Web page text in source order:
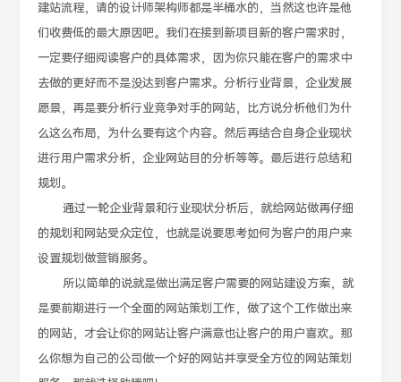
建站流程，请的设计师架构师都是半桶水的，当然这也许是他
们收费低的最大原因吧。我们在接到新项目新的客户需求时，
一定要仔细阅读客户的具体需求，因为你只能在客户的需求中
去做的更好而不是没达到客户需求。分析行业背景，企业发展
愿景，再是要分析行业竞争对手的网站，比方说分析他们为什
么这么布局，为什么要有这个内容。然后再结合自身企业现状
进行用户需求分析，企业网站目的分析等等。最后进行总结和
规划。
通过一轮企业背景和行业现状分析后，就给网站做再仔细
的规划和网站受众定位，也就是说要思考如何为客户的用户来
设置规划做营销服务。
所以简单的说就是做出满足客户需要的网站建设方案，就
是要前期进行一个全面的网站策划工作，做了这个工作做出来
的网站，才会让你的网站让客户满意也让客户的用户喜欢。那
么你想为自己的公司做一个好的网站并享受全方位的网站策划